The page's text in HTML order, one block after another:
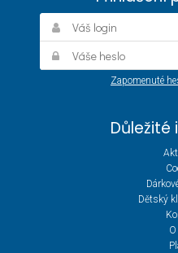
Zapomenuté
Dětský